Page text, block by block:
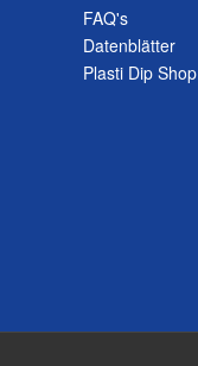
FAQ's
Datenblätter
Plasti Dip Shop